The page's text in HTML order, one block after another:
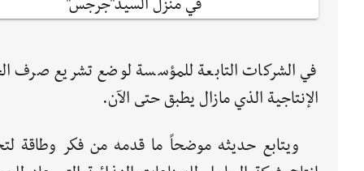
في الشركات التابعة للمؤسسة لوضع تشريع صرف
الإنتاجية الذي مازال يطبق حتى الآن.
ويتابع حديثه موضحاً ما قدمه من فكر وطاقة